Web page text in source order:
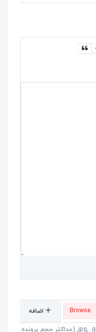
پسوند های مجاز: .jpg, .gif, .jpeg, .png, .zip, .pdf, (حداکثر حجم پرونده: